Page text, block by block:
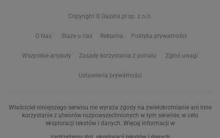
Copyright © Gazeta.pl sp. z o.o.
O Nas Staże u nas Reklama Polityka prywatności
Wszystkie artykuły Zasady korzystania z portalu Zgłoś uwagi
Ustawienia prywatności
Właściciel niniejszego serwisu nie wyraża zgody na zwielokrotnianie ani inne
korzystanie z utworów rozpowszechnionych w tym serwisie, w celu
eksploracji tekstów i danych. Więcej informacji w